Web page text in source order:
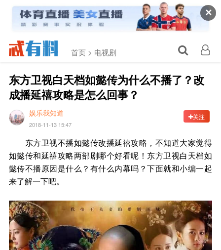
✕
首页 > 电视剧
东方卫视白天档如懿传为什么不播了？改
成播延禧攻略是怎么回事？
娱乐我知道
2018-11-13 15:47
关注
东方卫视不播如懿传改播延禧攻略，不知道大家觉得
如懿传和延禧攻略两部剧哪个好看呢！东方卫视白天档如
懿传不播原因是什么？有什么内幕吗？下面就和小编一起
来了解一下吧。